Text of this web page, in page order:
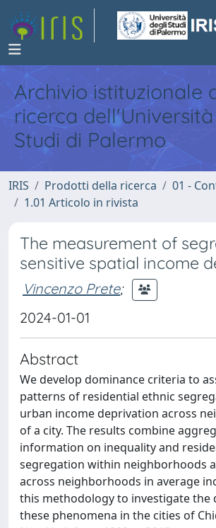
Archivio istituzionale
ricerca
Studi di Palermo
IRIS Prodotti della ricerca
01 -
1.01 Articolo in rivista
The measurement of
sensitive spatial income
Vincenzo Prete;
2024-01-01
Abstract
We develop dominance criteria to
patterns of residential ethnic
urban income deprivation across
of a city. The results combine
information on inequality and
segregation within neighborhoods
across neighborhoods in average
this methodology to investigate the
these phenomena in the cities of